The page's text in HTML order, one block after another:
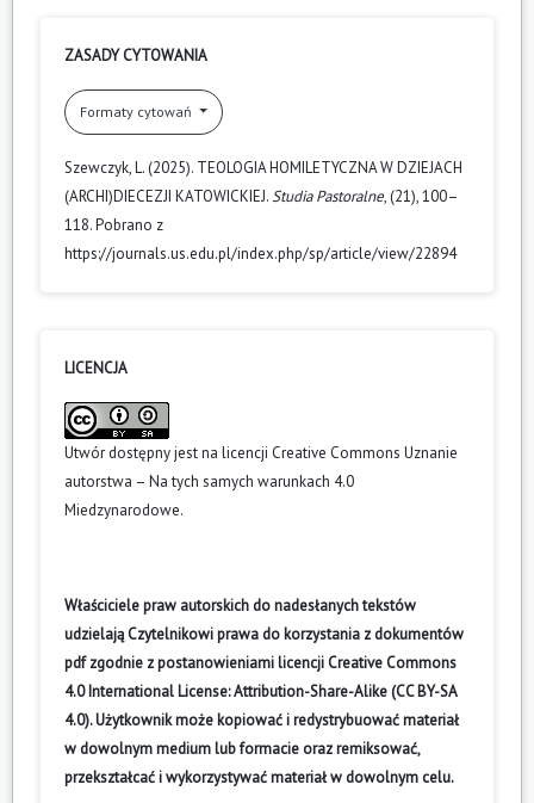
ZASADY CYTOWANIA
Formaty cytowań
Szewczyk, L. (2025). TEOLOGIA HOMILETYCZNA W DZIEJACH
(ARCHI)DIECEZJI KATOWICKIEJ.Studia Pastoralne, (21), 100–
118. Pobrano z
https://journals.us.edu.pl/index.php/sp/article/view/22894
LICENCJA
Utwór dostępny jest na licencji Creative Commons Uznanie
autorstwa – Na tych samych warunkach 4.0
Miedzynarodowe.
Właściciele praw autorskich do nadesłanych tekstów
udzielają Czytelnikowi prawa do korzystania z dokumentów
pdf zgodnie z postanowieniami licencji Creative Commons
4.0 International License: Attribution-Share-Alike (CC BY-SA
4.0). Użytkownik może kopiować i redystrybuować materiał
w dowolnym medium lub formacie oraz remiksować,
przekształcać i wykorzystywać materiał w dowolnym celu.